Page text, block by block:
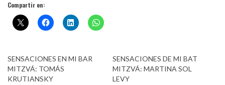
Compartir en:
SENSACIONES EN MI BAR
MITZVÁ: TOMÁS
KRUTIANSKY
SENSACIONES DE MI BAT
MITZVÁ: MARTINA SOL
LEVY